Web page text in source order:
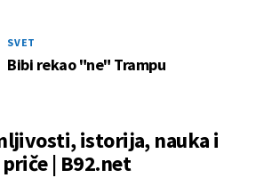
SVET
Bibi rekao "ne" Trampu
istorija, nauka i
| B92.net